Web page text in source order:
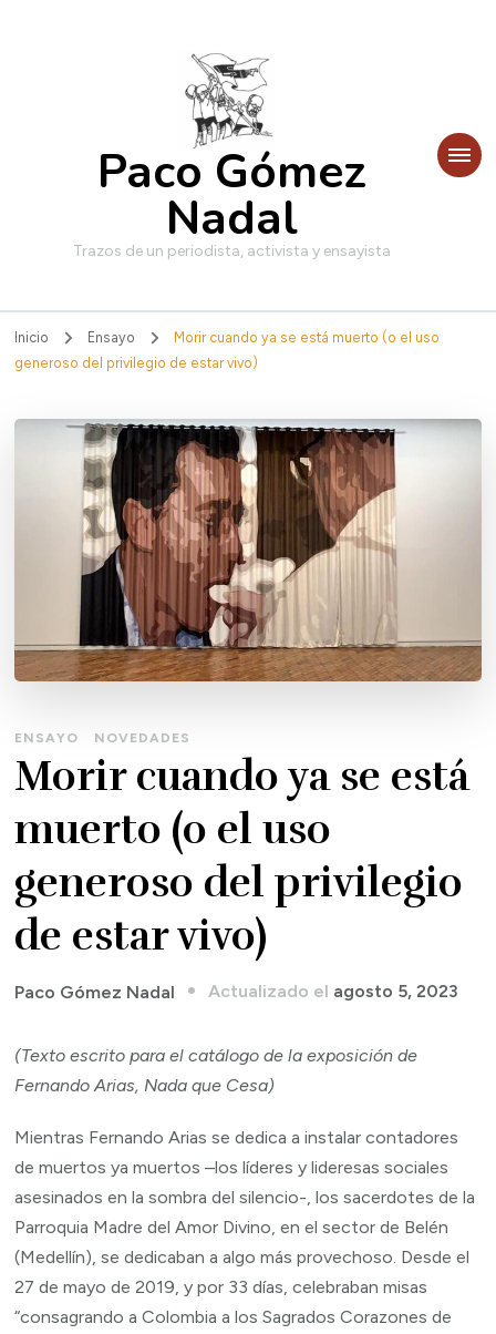
Paco Gómez
Nadal
Trazos de un periodista, activista y ensayista
Inicio Ensayo
Morir cuando ya se está muerto (o el uso
generoso del privilegio de estar vivo)
ENSAYO NOVEDADES
Morir cuando ya se está
muerto (o el uso
generoso del privilegio
de estar vivo)
Paco Gómez Nadal Actualizado el agosto 5, 2023
(Texto escrito para el catálogo de la exposición de
Fernando Arias, Nada que Cesa)
Mientras Fernando Arias se dedica a instalar contadores
de muertos ya muertos –los líderes y lideresas sociales
asesinados en la sombra del silencio-, los sacerdotes de la
Parroquia Madre del Amor Divino, en el sector de Belén
(Medellín), se dedicaban a algo más provechoso. Desde el
27 de mayo de 2019, y por 33 días, celebraban misas
“consagrando a Colombia a los Sagrados Corazones de